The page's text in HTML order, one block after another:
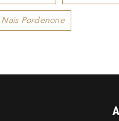
Pordenone